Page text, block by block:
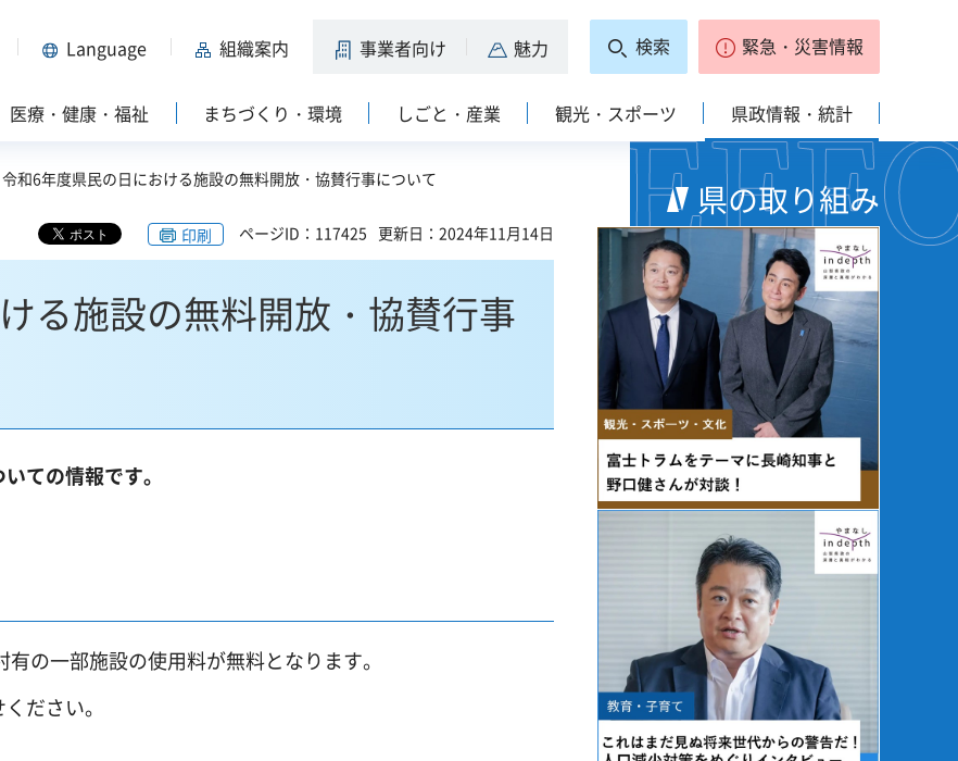
Language 組織案内 事業者向け 魅力 検索 緊急・災害情報
医療・健康・福祉 まちづくり・環境 しごと・産業 観光・スポーツ 県政情報・統計
和6年度県民の日における施設の無料開放・協賛行事について
印刷 ページID：117425 更新日：2024年11月14日
る施設の無料開放・協賛行事
ての情報です。
の一部施設の使用料が無料となります。
ださい。
県の取り組み